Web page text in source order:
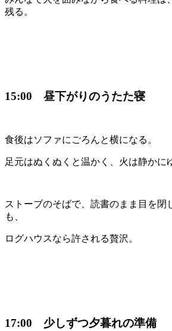
残る。
15:00 昼下がりのうたた寝
食後はソファにごろんと横になる。
足元はぬくぬくと温かく、火は静かに
ストーブのそばで、読書のまま目を閉
も、
ログハウスなら許される贅沢。
17:00 少しずつ夕暮れの準備